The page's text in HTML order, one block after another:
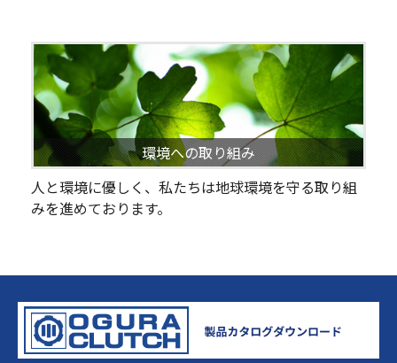
環境への取り組み
人と環境に優しく、私たちは地球環境を守る取り組
みを進めております。